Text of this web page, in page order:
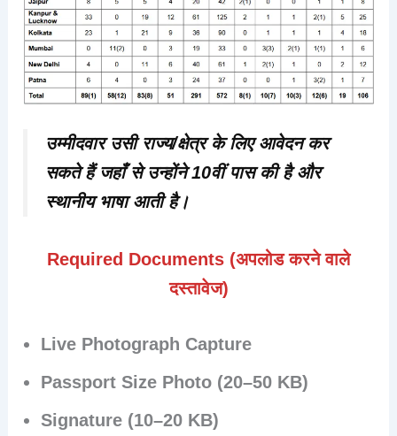
उम्मीदवारउसी राज्य/क्षेत्रके लिए आवेदन कर
सकते हैं जहाँ से उन्होंने 10वीं पास की है और
स्थानीय भाषा आती है।
Required Documents (अपलोड करने वाले
दस्तावेज)
Live Photograph Capture
Passport Size Photo (20–50 KB)
Signature (10–20 KB)